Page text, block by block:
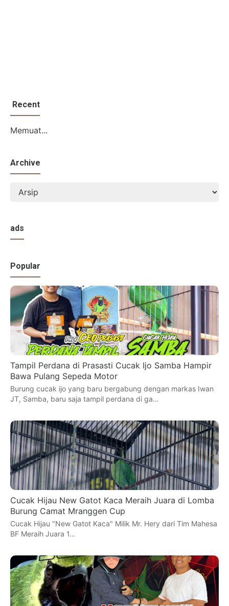
Recent
Memuat...
Archive
ads
Popular
Tampil Perdana di Prasasti Cucak Ijo Samba Hampir
Bawa Pulang Sepeda Motor
Burung cucak ijo yang baru bergabung dengan markas Iwan
JT, Samba, baru saja tampil perdana di ga…
Cucak Hijau New Gatot Kaca Meraih Juara di Lomba
Burung Camat Mranggen Cup
Cucak Hijau "New Gatot Kaca" Milik Mr. Hery dari Tim Mahesa
BF Meraih Juara 1…